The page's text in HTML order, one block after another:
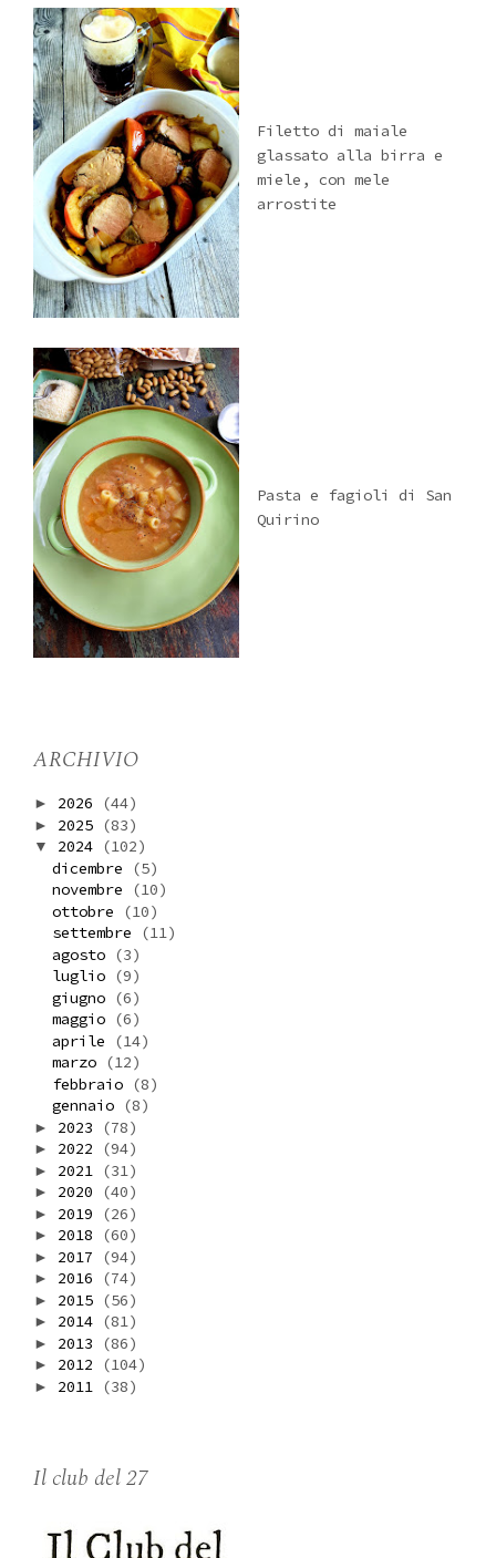
Filetto di maiale
glassato alla birra e
miele, con mele
arrostite
Pasta e fagioli di San
Quirino
ARCHIVIO
► 2026 (44)
► 2025 (83)
▼ 2024 (102)
dicembre
(5)
novembre
(10)
ottobre
(10)
settembre
(11)
agosto (3)
luglio (9)
giugno (6)
maggio (6)
aprile
(14)
marzo (12)
febbraio (8)
gennaio (8)
► 2023 (78)
► 2022 (94)
► 2021 (31)
► 2020 (40)
► 2019 (26)
► 2018 (60)
► 2017 (94)
► 2016 (74)
► 2015 (56)
► 2014 (81)
► 2013 (86)
► 2012 (104)
► 2011 (38)
Il club del 27